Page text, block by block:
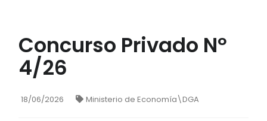
Concurso Privado Nº
4/26
18/06/2026 Ministerio de Economía\DGA